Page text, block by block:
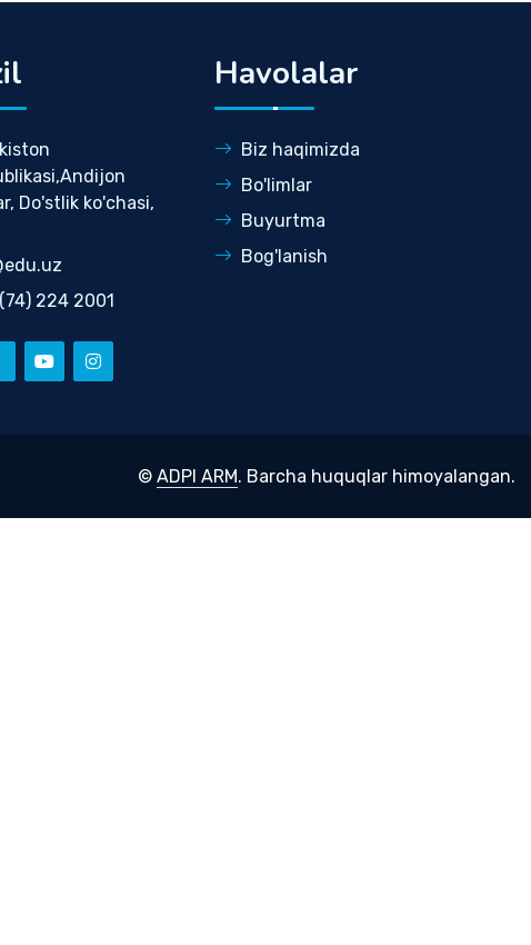
Do'stlik ko'chasi,
224 2001
Havolalar
Biz haqimizda
Bo'limlar
Buyurtma
Bog'lanish
© ADPI ARM. Barcha huquqlar himoyalangan.